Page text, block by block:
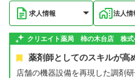
求人情報 法人情
クリエイト薬局 柿の木台店 株式
薬剤師としてのスキルが高
店舗の機器設備を再現した調剤